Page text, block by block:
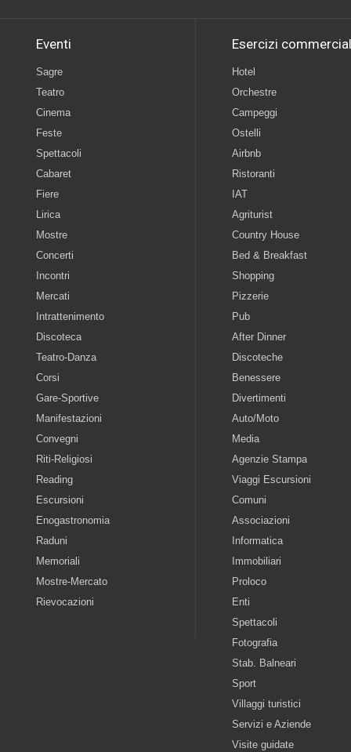
Eventi
Sagre
Teatro
Cinema
Feste
Spettacoli
Cabaret
Fiere
Lirica
Mostre
Concerti
Incontri
Mercati
Intrattenimento
Discoteca
Teatro-Danza
Corsi
Gare-Sportive
Manifestazioni
Convegni
Riti-Religiosi
Reading
Escursioni
Enogastronomia
Raduni
Memoriali
Mostre-Mercato
Rievocazioni
Esercizi
Hotel
Orchestre
Campeggi
Ostelli
Airbnb
Ristoranti
IAT
Agriturist
Country House
Bed & Breakfast
Shopping
Pizzerie
Pub
After Dinner
Discoteche
Benessere
Divertimenti
Auto/Moto
Media
Agenzie Stampa
Viaggi Escursioni
Comuni
Associazioni
Informatica
Immobiliari
Proloco
Enti
Spettacoli
Fotografia
Stab. Balneari
Sport
Villaggi turistici
Servizi e Aziende
Visite guidate